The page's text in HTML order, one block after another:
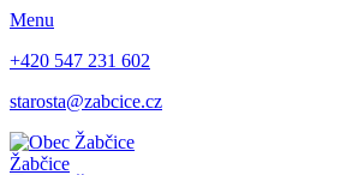
Menu
+420 547 231 602
starosta@zabcice.cz
Žabčice